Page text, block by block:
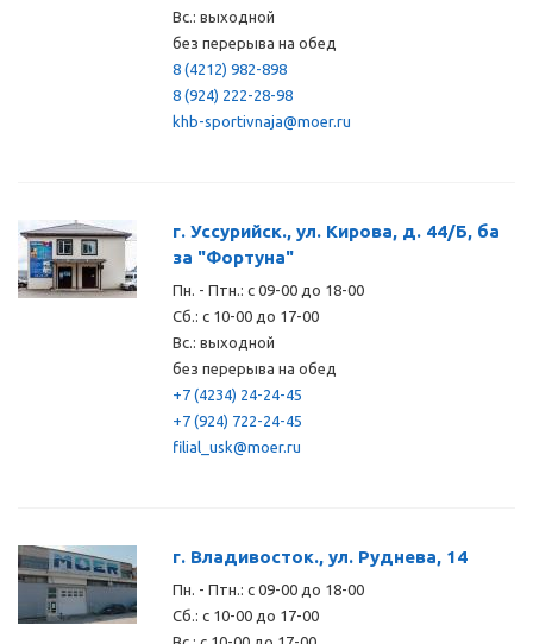
Вс.: выходной
без перерыва на обед
8 (4212) 982-898
8 (924) 222-28-98
khb-sportivnaja@moer.ru
г. Уссурийск., ул. Кирова, д. 44/Б, ба
за "Фортуна"
Пн. - Птн.: с 09-00 до 18-00
Сб.: с 10-00 до 17-00
Вс.: выходной
без перерыва на обед
+7 (4234) 24-24-45
+7 (924) 722-24-45
filial_usk@moer.ru
г. Владивосток., ул. Руднева, 14
Пн. - Птн.: с 09-00 до 18-00
Сб.: с 10-00 до 17-00